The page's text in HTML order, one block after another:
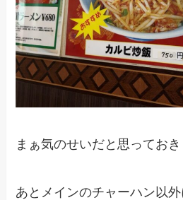
まぁ気のせいだと思っておき
あとメインのチャーハン以